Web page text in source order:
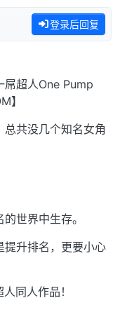
登录后回复
屌超人One Pump
】
共没几个知名女角
世界中生存。
提升排名，更要小心
同人作品！